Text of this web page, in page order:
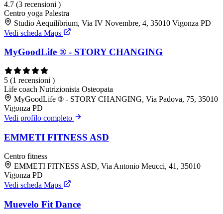
4.7 (3 recensioni )
Centro yoga Palestra
Studio Aequilibrium, Via IV Novembre, 4, 35010 Vigonza PD
Vedi scheda Maps
MyGoodLife ® - STORY CHANGING
5 (1 recensioni )
Life coach Nutrizionista Osteopata
MyGoodLife ® - STORY CHANGING, Via Padova, 75, 35010
Vigonza PD
Vedi profilo completo
EMMETI FITNESS ASD
Centro fitness
EMMETI FITNESS ASD, Via Antonio Meucci, 41, 35010
Vigonza PD
Vedi scheda Maps
Muevelo Fit Dance